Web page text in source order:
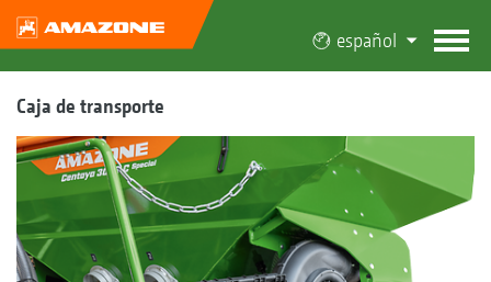
español
Caja de transporte